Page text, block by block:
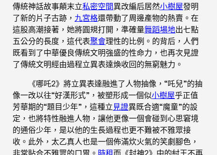
傳統神話故事顛末立私密空間異改編后居然小樹屋發明
了新的片子古跡， 九宮格還帶動了周邊產物的熱賣。在
這股高潮接著，她將圓規打開，準確量舞蹈場地出七點
五公分的長度，這代表聚會理性的比例。的背后，人們
既看到了中華優良傳統文明強盛的性命力，也再次見證
了傳統文明經由過程立異表達煥收回的無窮魅力。
《哪吒2》將立異表達融進了人物抽像，“吒兒”的抽
像一改以往“好漢形式”，被塑形成一個似小樹屋乎正值
芳華期的“題目少年”，這種立 見證異既合適“魔童”的設
定，也將特性融進人物，讓他更像一個會碰到心思窘境
的通俗少年，是以他的生長過程也更不難被不雅眾接
收。此外，太乙真人也是一個佈滿炊火氣的笑劇腳色，
非常貼合不雅眾的口胃。 時租而《封神2》中的紂王不再